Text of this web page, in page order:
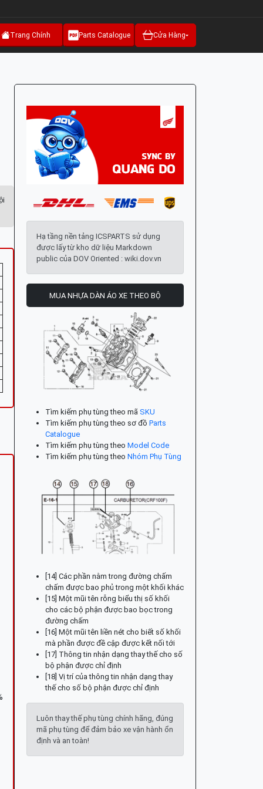
Trang Chính Parts Catalogue Cửa Hàng
Hạ tầng nền tảng ICSPARTS sử dụng
được lấy từ kho dữ liệu Markdown
public của DOV Oriented : wiki.dov.vn
MUA NHỰA DÀN ÁO XE THEO BỘ
Tìm kiếm phụ tùng theo mã SKU
Tìm kiếm phụ tùng theo sơ đồ Parts
Catalogue
Tìm kiếm phụ tùng theo Model Code
Tìm kiếm phụ tùng theo Nhóm Phụ Tùng
[14] Các phần nằm trong đường chấm
chấm được bao phủ trong một khối khác
[15] Một mũi tên rỗng biểu thị số khối
cho các bộ phận được bao bọc trong
đường chấm
[16] Một mũi tên liền nét cho biết số khối
mà phần được đề cập được kết nối tới
[17] Thông tin nhận dạng thay thế cho số
bộ phận được chỉ định
[18] Vị trí của thông tin nhận dạng thay
thế cho số bộ phận được chỉ định
Luôn thay thế phụ tùng chính hãng, đúng
mã phụ tùng để đảm bảo xe vận hành ổn
định và an toàn!